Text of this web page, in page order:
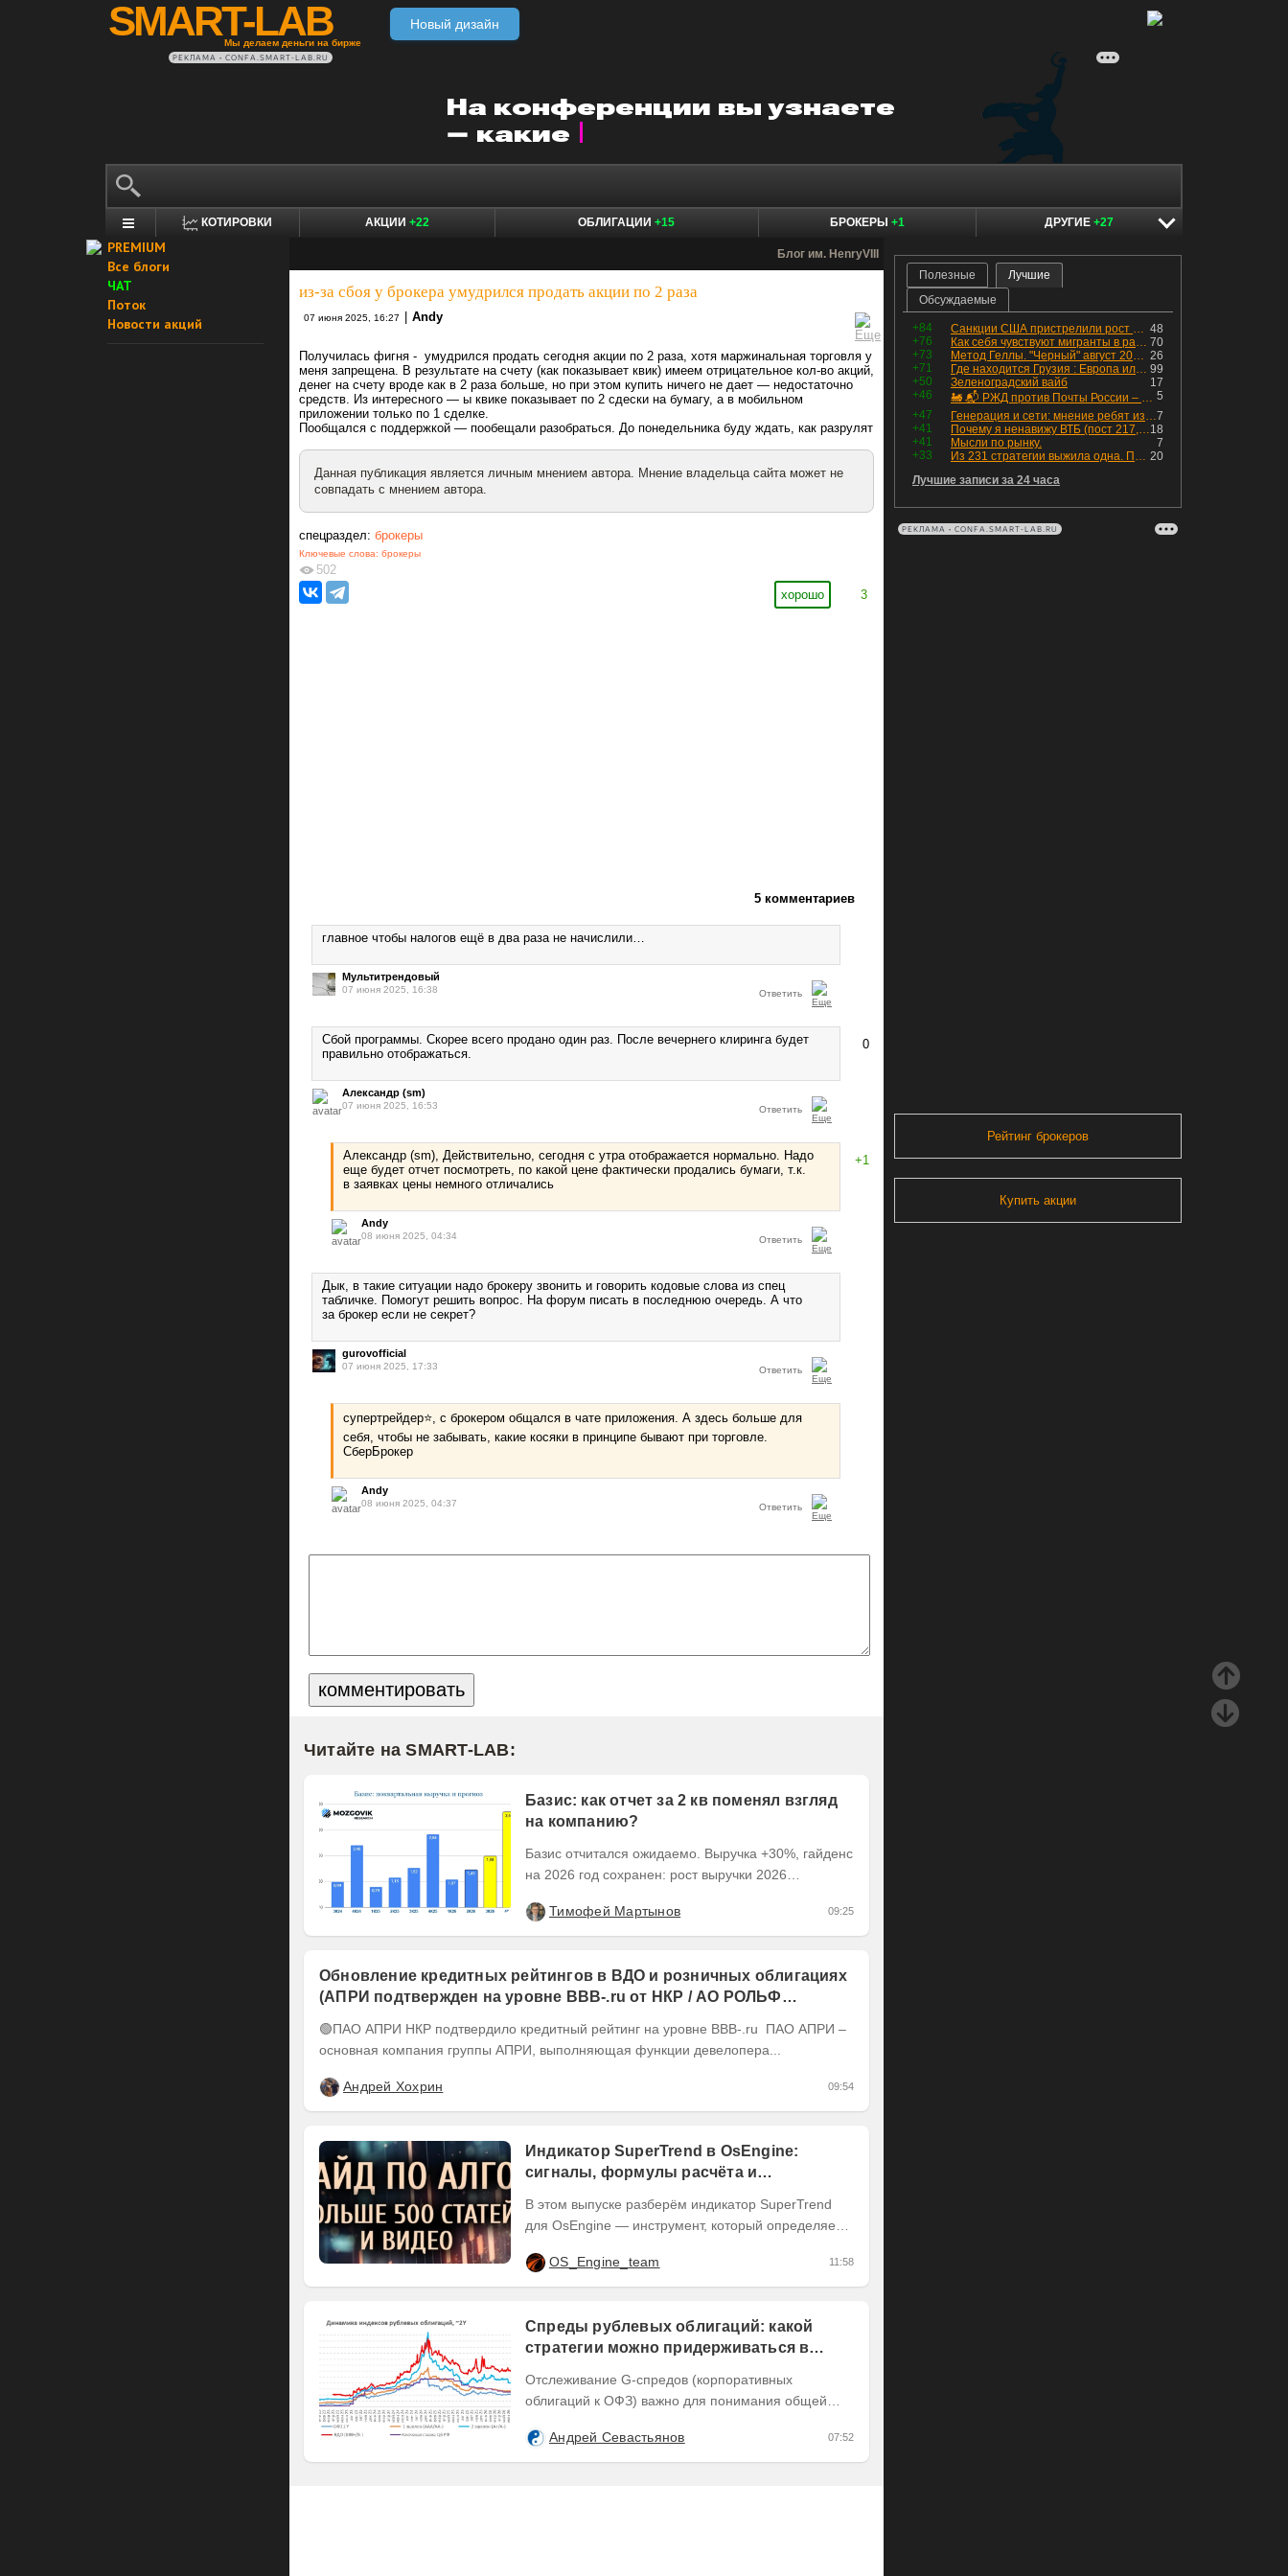
SMART-LAB
Мы делаем деньги на бирже
Новый дизайн
РЕКЛАМА • CONFA.SMART-LAB.RU
КОТИРОВКИ АКЦИИ +22 ОБЛИГАЦИИ +15 БРОКЕРЫ +1 ДРУГИЕ +27
PREMIUM
Все блоги
ЧАТ
Поток
Новости акций
Блог им. HenryVIII
из-за сбоя у брокера умудрился продать акции по 2 раза
07 июня 2025, 16:27 Andy
Получилась фигня - умудрился продать сегодня акции по 2 раза, хотя маржинальная торговля у
меня запрещена. В результате на счету (как показывает квик) имеем отрицательное кол-во акций,
денег на счету вроде как в 2 раза больше, но при этом купить ничего не дает — недостаточно
средств. Из интересного — ы квике показывает по 2 сдески на бумагу, а в мобильном
приложении только по 1 сделке.
Пообщался с поддержкой — пообещали разобраться. До понедельника буду ждать, как разрулят
Данная публикация является личным мнением автора. Мнение владельца сайта может не
совпадать с мнением автора.
спецраздел: брокеры
Ключевые слова: брокеры
502
хорошо
3
5 комментариев
главное чтобы налогов ещё в два раза не начислили…
Мультитрендовый
07 июня 2025, 16:38 Ответить
0
Сбой программы. Скорее всего продано один раз. После вечернего клиринга будет
правильно отображаться.
Александр (sm)
07 июня 2025, 16:53 Ответить
+1
Александр (sm), Действительно, сегодня с утра отображается нормально. Надо
еще будет отчет посмотреть, по какой цене фактически продались бумаги, т.к.
в заявках цены немного отличались
Andy
08 июня 2025, 04:34 Ответить
Дык, в такие ситуации надо брокеру звонить и говорить кодовые слова из спец
табличке. Помогут решить вопрос. На форум писать в последнюю очередь. А что
за брокер если не секрет?
gurovofficial
07 июня 2025, 17:33 Ответить
супертрейдер⭐, с брокером общался в чате приложения. А здесь больше для
себя, чтобы не забывать, какие косяки в принципе бывают при торговле.
СберБрокер
Andy
08 июня 2025, 04:37 Ответить
Читайте на SMART-LAB:
Базис: как отчет за 2 кв поменял взгляд
на компанию?
Базис отчитался ожидаемо. Выручка +30%, гайденс
на 2026 год сохранен: рост выручки 2026
OIBDA 60%....
Тимофей Мартынов 09:25
Обновление кредитных рейтингов в ВДО и розничных облигациях
(АПРИ подтвержден на уровне BBB-.ru от НКР / АО РОЛЬФ
🟢ПАО АПРИ НКР подтвердило кредитный рейтинг на уровне BBB-.ru ПАО АПРИ –
основная компания группы АПРИ, выполняющая функции девелопера...
Андрей Хохрин 09:54
Индикатор SuperTrend в OsEngine:
сигналы, формулы расчёта и
В этом выпуске разберём индикатор SuperTrend
для OsEngine — инструмент, который определяет
рыночную...
OS_Engine_team 11:58
Спреды рублевых облигаций: какой
стратегии можно придерживаться в
Отслеживание G-спредов (корпоративных
облигаций к ОФЗ) важно для понимания общей
отражающей текущую...
Андрей Севастьянов 07:52
Полезные
Лучшие
Обсуждаемые
+84 48
Санкции США пристрелили рост акций в России
+76
70
Как себя чувствуют мигранты в раю, в который они так стремились
+73
26
Метод Геллы. "Черный" август 2026 - быть или не быть?
+71
99
Где находится Грузия : Европа или Азия
+50
17
Зеленоградский вайб
+46
5
🚂 📬 РЖД против Почты России – Какие облигации выбрать?
+47
7
Генерация и сети: мнение ребят из индустрии
+41
18
Почему я ненавижу ВТБ (пост 217, 12+)
+41
7
Мысли по рынку.
+33
20
Из 231 стратегии выжила одна. Показываю, как она устроена
Лучшие записи за 24 часа
РЕКЛАМА • CONFA.SMART-LAB.RU
Рейтинг брокеров
Купить акции